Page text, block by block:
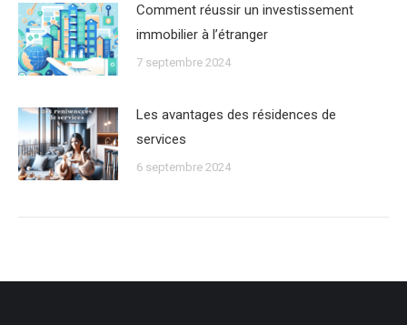
Comment réussir un investissement
immobilier à lʼétranger
7 septembre 2024
Les avantages des résidences de
services
6 septembre 2024